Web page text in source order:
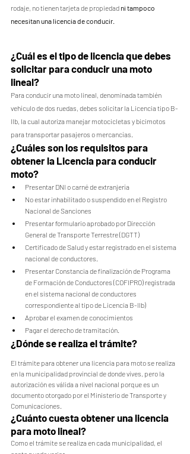
rodaje, no tienen tarjeta de propiedad ni tampoco
necesitan una licencia de conducir.
¿Cuál es el tipo de licencia que debes
solicitar para conducir una moto
lineal?
Para conducir una moto lineal, denominada también
vehículo de dos ruedas, debes solicitar la Licencia tipo B-
IIb, la cual autoriza manejar motocicletas y bicimotos
para transportar pasajeros o mercancías.
¿Cuáles son los requisitos para
obtener la Licencia para conducir
moto?
Presentar DNI o carné de extranjería
No estar inhabilitado o suspendido en el Registro
Nacional de Sanciones
Presentar formulario aprobado por Dirección
General de Transporte Terrestre (DGTT)
Certificado de Salud y estar registrado en el sistema
nacional de conductores.
Presentar Constancia de finalización de Programa
de Formación de Conductores (COFIPRO) registrada
en el sistema nacional de conductores
correspondiente al tipo de Licencia B-IIb)
Aprobar el examen de conocimientos
Pagar el derecho de tramitación.
¿Dónde se realiza el trámite?
El trámite para obtener una licencia para moto se realiza
en la municipalidad provincial de donde vives, pero la
autorización es válida a nivel nacional porque es un
documento otorgado por el Ministerio de Transporte y
Comunicaciones.
¿Cuánto cuesta obtener una licencia
para moto lineal?
Como el trámite se realiza en cada municipalidad, el